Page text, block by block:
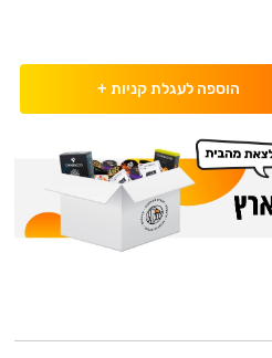
הוספה לעגלת קניות +